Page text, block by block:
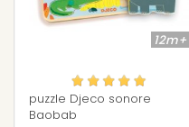
12m+
puzzle Djeco sonore
Baobab